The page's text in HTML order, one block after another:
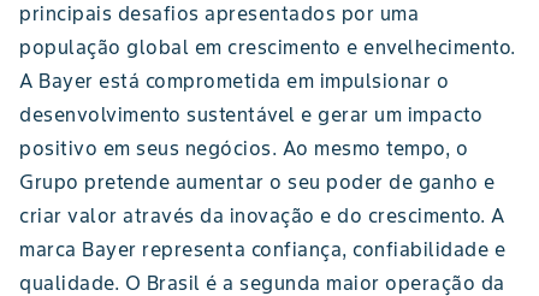
principais desafios apresentados por uma
população global em crescimento e envelhecimento.
A Bayer está comprometida em impulsionar o
desenvolvimento sustentável e gerar um impacto
positivo em seus negócios. Ao mesmo tempo, o
Grupo pretende aumentar o seu poder de ganho e
criar valor através da inovação e do crescimento. A
marca Bayer representa confiança, confiabilidade e
qualidade. O Brasil é a segunda maior operação da